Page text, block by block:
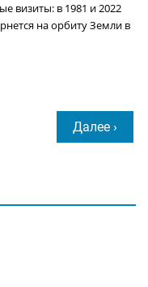
визиты: в 1981 и 2022
на орбиту Земли в
Далее ›